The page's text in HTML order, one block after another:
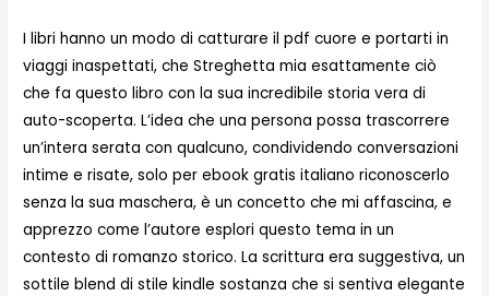
I libri hanno un modo di catturare il pdf cuore e portarti in
viaggi inaspettati, che Streghetta mia esattamente ciò
che fa questo libro con la sua incredibile storia vera di
auto-scoperta. L’idea che una persona possa trascorrere
un’intera serata con qualcuno, condividendo conversazioni
intime e risate, solo per ebook gratis italiano riconoscerlo
senza la sua maschera, è un concetto che mi affascina, e
apprezzo come l’autore esplori questo tema in un
contesto di romanzo storico. La scrittura era suggestiva, un
sottile blend di stile kindle sostanza che si sentiva elegante